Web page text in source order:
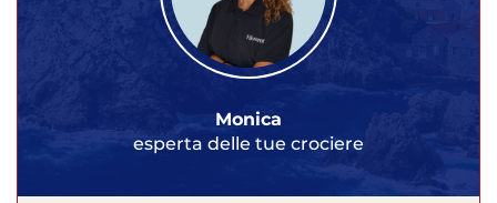
Monica
esperta delle tue crociere